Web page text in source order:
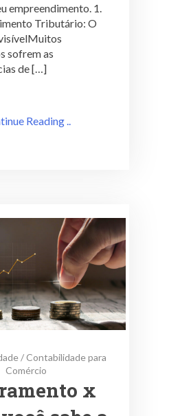
empreendimento. 1.
Tributário: O
sofrem as
de […]
Reading ..
/Contabilidade para
Comércio
x